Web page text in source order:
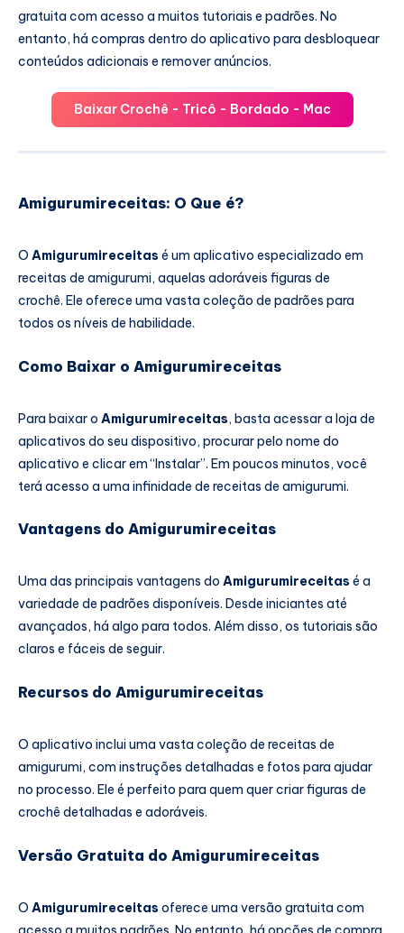
gratuita com acesso a muitos tutoriais e padrões. No
entanto, há compras dentro do aplicativo para desbloquear
conteúdos adicionais e remover anúncios.
Baixar Crochê - Tricô - Bordado - Mac
Amigurumireceitas: O Que é?
O Amigurumireceitas é um aplicativo especializado em
receitas de amigurumi, aquelas adoráveis figuras de
crochê. Ele oferece uma vasta coleção de padrões para
todos os níveis de habilidade.
Como Baixar o Amigurumireceitas
Para baixar o Amigurumireceitas, basta acessar a loja de
aplicativos do seu dispositivo, procurar pelo nome do
aplicativo e clicar em “Instalar”. Em poucos minutos, você
terá acesso a uma infinidade de receitas de amigurumi.
Vantagens do Amigurumireceitas
Uma das principais vantagens do Amigurumireceitas é a
variedade de padrões disponíveis. Desde iniciantes até
avançados, há algo para todos. Além disso, os tutoriais são
claros e fáceis de seguir.
Recursos do Amigurumireceitas
O aplicativo inclui uma vasta coleção de receitas de
amigurumi, com instruções detalhadas e fotos para ajudar
no processo. Ele é perfeito para quem quer criar figuras de
crochê detalhadas e adoráveis.
Versão Gratuita do Amigurumireceitas
O Amigurumireceitas oferece uma versão gratuita com